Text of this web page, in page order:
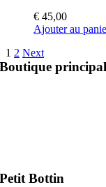
€ 45,00
Ajouter au
1 2 Next
Boutique
Petit Bottin